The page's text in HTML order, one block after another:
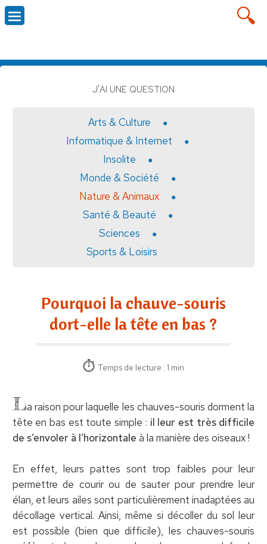
J'AI UNE QUESTION
Arts & Culture
Informatique & Internet
Insolite
Monde & Société
Nature & Animaux
Santé & Beauté
Sciences
Sports & Loisirs
Pourquoi la chauve-souris
dort-elle la tête en bas ?
Temps de lecture : 1 min
La raison pour laquelle les chauves-souris dorment la
tête en bas est toute simple : il leur est très difficile
de s’envoler à l’horizontale à la manière des oiseaux !
En effet, leurs pattes sont trop faibles pour leur
permettre de courir ou de sauter pour prendre leur
élan, et leurs ailes sont particulièrement inadaptées au
décollage vertical. Ainsi, même si décoller du sol leur
est possible (bien que difficile), les chauves-souris